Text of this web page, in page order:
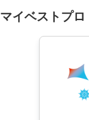
マイベストプ